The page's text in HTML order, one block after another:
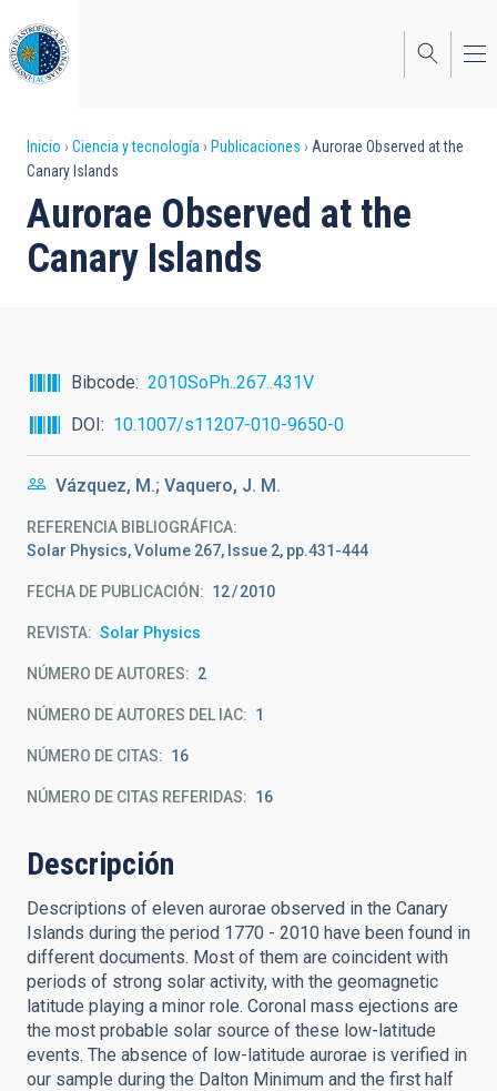
al
contenido
principal
Sobrescribir
enlaces
de
ayuda
navegación
Inicio Ciencia y tecnología Publicaciones
Aurorae Observed at the
Canary Islands
Aurorae Observed at the
Canary Islands
Bibcode
2010SoPh..267..431V
DOI
10.1007/s11207-010-9650-0
Vázquez, M.; Vaquero, J. M.
REFERENCIA BIBLIOGRÁFICA
Solar Physics, Volume 267, Issue 2, pp.431-444
FECHA DE PUBLICACIÓN: 12 2010
REVISTA Solar Physics
NÚMERO DE AUTORES 2
NÚMERO DE AUTORES DEL IAC 1
NÚMERO DE CITAS 16
NÚMERO DE CITAS REFERIDAS 16
Descripción
Descriptions of eleven aurorae observed in the Canary
Islands during the period 1770 - 2010 have been found in
different documents. Most of them are coincident with
periods of strong solar activity, with the geomagnetic
latitude playing a minor role. Coronal mass ejections are
the most probable solar source of these low-latitude
events. The absence of low-latitude aurorae is verified in
our sample during the Dalton Minimum and the first half